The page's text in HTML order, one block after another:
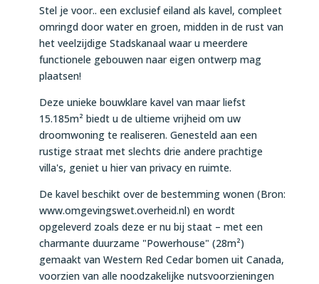
Stel je voor.. een exclusief eiland als kavel, compleet
omringd door water en groen, midden in de rust van
het veelzijdige Stadskanaal waar u meerdere
functionele gebouwen naar eigen ontwerp mag
plaatsen!
Deze unieke bouwklare kavel van maar liefst
15.185m² biedt u de ultieme vrijheid om uw
droomwoning te realiseren. Genesteld aan een
rustige straat met slechts drie andere prachtige
villa's, geniet u hier van privacy en ruimte.
De kavel beschikt over de bestemming wonen (Bron:
www.omgevingswet.overheid.nl) en wordt
opgeleverd zoals deze er nu bij staat – met een
charmante duurzame "Powerhouse" (28m²)
gemaakt van Western Red Cedar bomen uit Canada,
voorzien van alle noodzakelijke nutsvoorzieningen